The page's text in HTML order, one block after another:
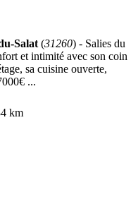
Salat (31260) - Salies du
et intimité avec son coin
sa cuisine ouverte,
...
km